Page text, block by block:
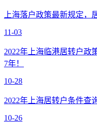
上海落户政策最新规定，
11-03
2022年上海临港居转户政
7年！
10-28
2022年上海居转户条件查
10-26